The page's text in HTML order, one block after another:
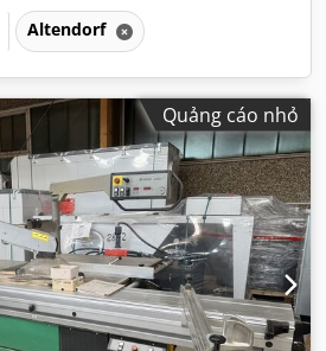
Altendorf
Quảng cáo nhỏ